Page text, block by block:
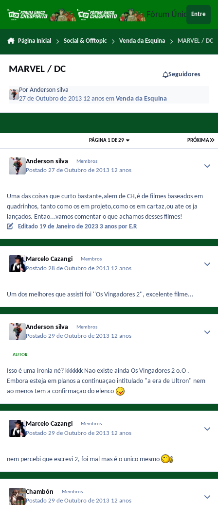
Fórum ÚnicoEntre
Página Inicial Social & Offtopic Venda da Esquina MARVEL / DC
MARVEL / DC
Seguidores
PorAnderson silva
27 de Outubro de 2013 12 anosemVenda da Esquina
PRÓXIMA
PÁGINA 1 DE 29
Anderson silva Membros
Postado27 de Outubro de 2013 12 anos
Uma das coisas que curto bastante,alem de CH,é de filmes baseados em
quadrinhos, tanto como os em projeto,como os em cartaz,ou ate os ja
lançados. Entao...vamos comentar o que achamos desses filmes!
Editado 19 de Janeiro de 2023 3 anos por E.R
Marcelo Cazangi Membros
Postado28 de Outubro de 2013 12 anos
Um dos melhores que assisti foi ''Os Vingadores 2'', excelente filme...
Anderson silva Membros
Postado29 de Outubro de 2013 12 anos
AUTOR
Isso é uma ironia né? kkkkkk Nao existe ainda Os Vingadores 2 o.O .
Embora esteja em planos a continuaçao intitulado "a era de Ultron" nem
ao menos tem a confirmaçao do elenco
Marcelo Cazangi Membros
Postado29 de Outubro de 2013 12 anos
nem percebi que escrevi 2, foi mal mas é o unico mesmo
Chambón Membros
Postado29 de Outubro de 2013 12 anos